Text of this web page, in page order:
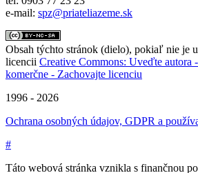
e-mail: spz@priateliazeme.sk
Obsah týchto stránok (dielo), pokiaľ nie je
licencii Creative Commons: Uveďte autora
komerčne - Zachovajte licenciu
1996 - 2026
Ochrana osobných údajov, GDPR a
#
Táto webová stránka vznikla s finančnou